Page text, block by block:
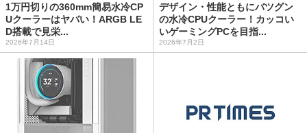
1万円切りの360mm簡易水冷CP
Uクーラーはヤバい！ARGB LE
D搭載で見栄...
2026年7月14日
デザイン・性能ともにバツグン
の水冷CPUクーラー！カッコい
いゲーミングPCを目指...
2026年7月2日